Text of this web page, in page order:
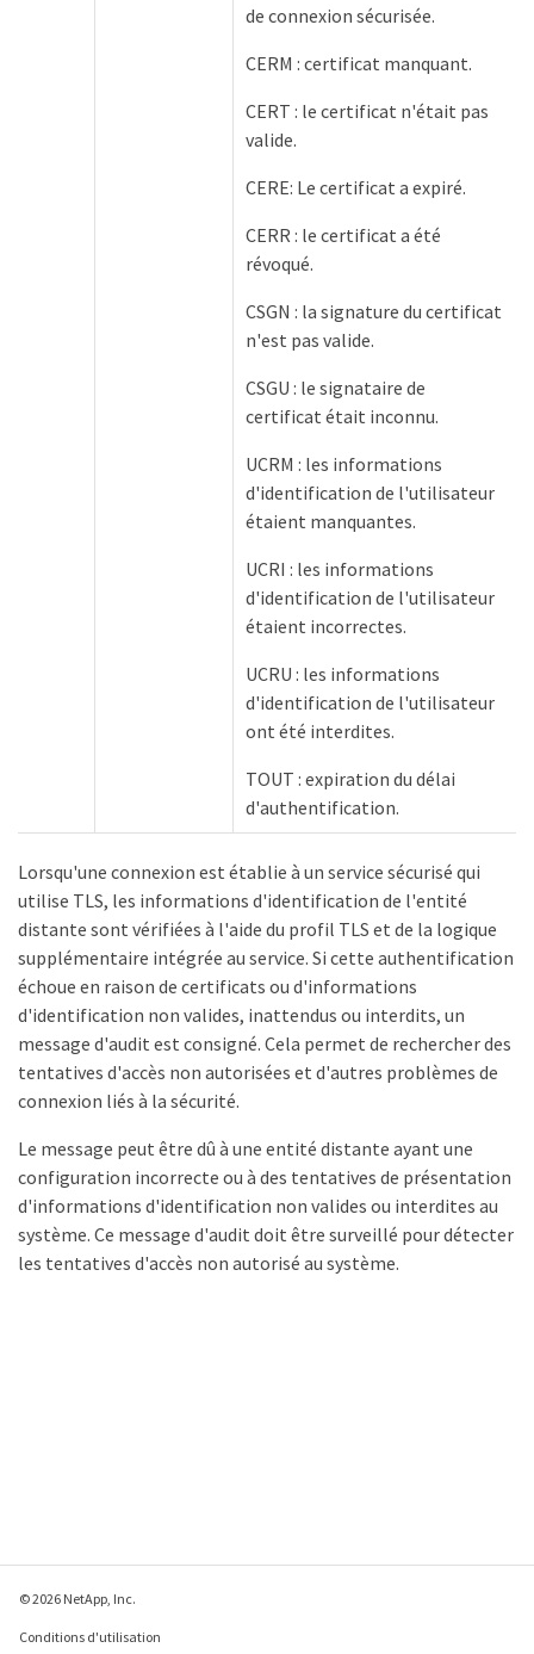
de connexion sécurisée.
CERM : certificat manquant.
CERT : le certificat n'était pas
valide.
CERE: Le certificat a expiré.
CERR : le certificat a été
révoqué.
CSGN : la signature du certificat
n'est pas valide.
CSGU : le signataire de
certificat était inconnu.
UCRM : les informations
d'identification de l'utilisateur
étaient manquantes.
UCRI : les informations
d'identification de l'utilisateur
étaient incorrectes.
UCRU : les informations
d'identification de l'utilisateur
ont été interdites.
TOUT : expiration du délai
d'authentification.
Lorsqu'une connexion est établie à un service sécurisé qui
utilise TLS, les informations d'identification de l'entité
distante sont vérifiées à l'aide du profil TLS et de la logique
supplémentaire intégrée au service. Si cette authentification
échoue en raison de certificats ou d'informations
d'identification non valides, inattendus ou interdits, un
message d'audit est consigné. Cela permet de rechercher des
tentatives d'accès non autorisées et d'autres problèmes de
connexion liés à la sécurité.
Le message peut être dû à une entité distante ayant une
configuration incorrecte ou à des tentatives de présentation
d'informations d'identification non valides ou interdites au
système. Ce message d'audit doit être surveillé pour détecter
les tentatives d'accès non autorisé au système.
© 2026 NetApp, Inc.
Conditions d'utilisation